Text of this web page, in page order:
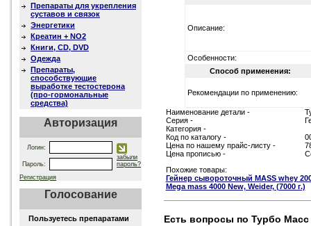
Препараты для укрепления
суставов и связок
Энергетики
Креатин + NO2
Книги, CD, DVD
Одежда
Препараты,
способствующие
выработке тестостерона
(про-гормональные
средства)
Авторизация
Логин:
Пароль:
забыли
пароль?
Регистрация
Голосование
Пользуетесь препаратами
Описание:
Особенности:
Способ применения:
Рекомендации по применению:
Наименование детали -
Серия -
Категория -
Код по каталогу -
Цена по нашему прайс-листу -
Цена прописью -
Похожие товары:
Гейнер сывороточный MASS whey
Mega mass 4000 New, Weider, (7000 г.)
Есть вопросы по Турбо Масс